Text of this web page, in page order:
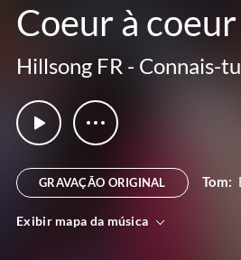
Coeur à
Hillsong FR - Connais-
GRAVAÇÃO ORIGINAL Tom:
Exibir mapa da música